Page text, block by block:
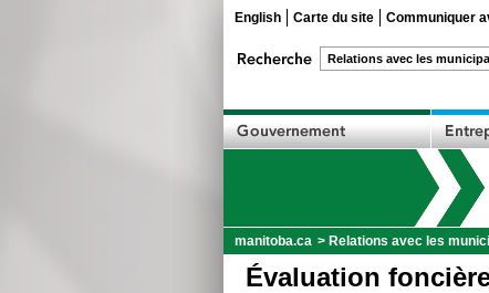
English Carte du site Communiquer
manitoba.ca > Relations avec les
Évaluation